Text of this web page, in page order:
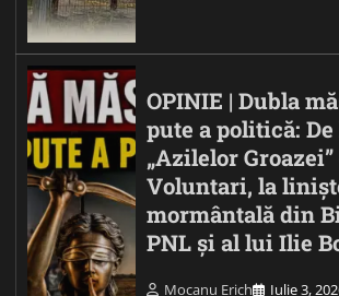
OPINIE | Dubla
pute a politică:
„Azilelor
Voluntari, la
mormântală din
PNL și al lui Ilie
Mocanu Erich Iulie 3,